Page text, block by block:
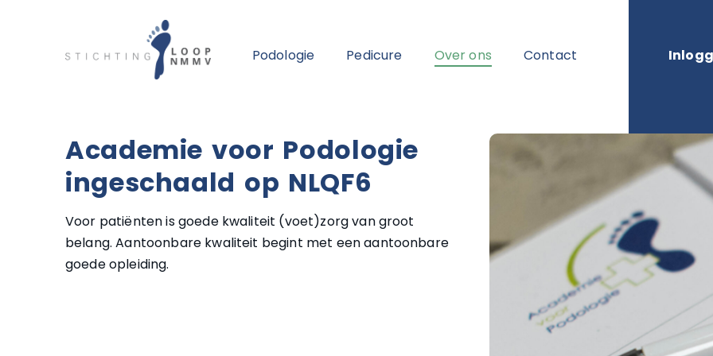
Podologie Pedicure Over ons Contact
Academie voor Podologie
ingeschaald op NLQF6
Voor patiënten is goede kwaliteit (voet)zorg van groot
belang. Aantoonbare kwaliteit begint met een aantoonbare
goede opleiding.